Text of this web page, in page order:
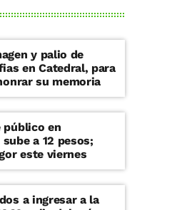
y palio de
en Catedral, para
su memoria
público en
a 12 pesos;
este viernes
a ingresar a la